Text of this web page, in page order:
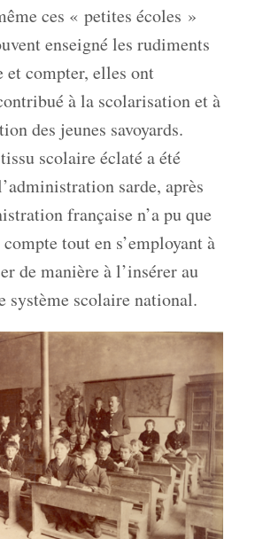
ces « petites écoles »
enseigné les rudiments
compter, elles ont
à la scolarisation et à
des jeunes savoyards.
scolaire éclaté a été
sarde, après
française n’a pu que
tout en s’employant à
de manière à l’insérer au
système scolaire national.